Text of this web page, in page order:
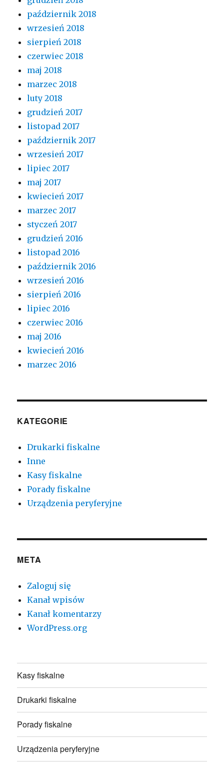
październik 2018
wrzesień 2018
sierpień 2018
czerwiec 2018
maj 2018
marzec 2018
luty 2018
grudzień 2017
listopad 2017
październik 2017
wrzesień 2017
lipiec 2017
maj 2017
kwiecień 2017
marzec 2017
styczeń 2017
grudzień 2016
listopad 2016
październik 2016
wrzesień 2016
sierpień 2016
lipiec 2016
czerwiec 2016
maj 2016
kwiecień 2016
marzec 2016
KATEGORIE
Drukarki fiskalne
Inne
Kasy fiskalne
Porady fiskalne
Urządzenia peryferyjne
META
Zaloguj się
Kanał wpisów
Kanał komentarzy
WordPress.org
Kasy fiskalne
Drukarki fiskalne
Porady fiskalne
Urządzenia peryferyjne